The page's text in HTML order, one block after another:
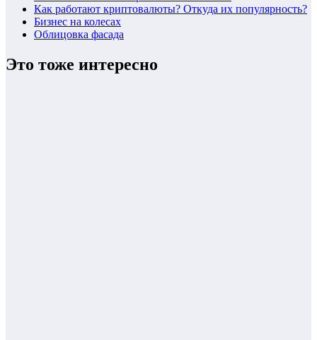
Как работают криптовалюты? Откуда их популярность?
Бизнес на колесах
Облицовка фасада
Это тоже интересно